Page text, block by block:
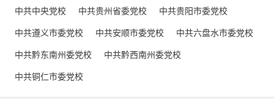
中共中央党校 中共贵州省委党校 中共贵阳市委党校
中共遵义市委党校 中共安顺市委党校 中共六盘水市委党校
中共黔东南州委党校 中共黔西南州委党校
中共铜仁市委党校